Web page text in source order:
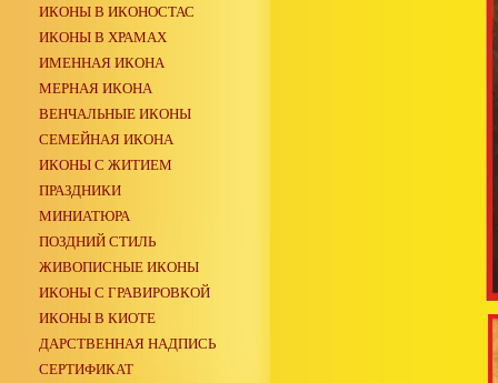
ИКОНЫ В ИКОНОСТАС
ИКОНЫ В ХРАМАХ
ИМЕННАЯ ИКОНА
МЕРНАЯ ИКОНА
ВЕНЧАЛЬНЫЕ ИКОНЫ
СЕМЕЙНАЯ ИКОНА
ИКОНЫ С ЖИТИЕМ
ПРАЗДНИКИ
МИНИАТЮРА
ПОЗДНИЙ СТИЛЬ
ЖИВОПИСНЫЕ ИКОНЫ
ИКОНЫ С ГРАВИРОВКОЙ
ИКОНЫ В КИОТЕ
ДАРСТВЕННАЯ НАДПИСЬ
СЕРТИФИКАТ